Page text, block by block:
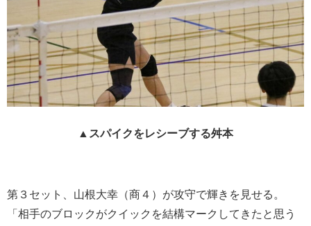
▲スパイクをレシーブする舛本
第３セット、山根大幸（商４）が攻守で輝きを見せる。
「相手のブロックがクイックを結構マークしてきたと思う